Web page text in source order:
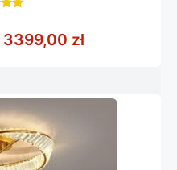
3399,00 złZakres cen: